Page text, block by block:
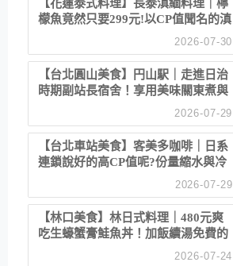
【花蓮泰式料理】長泰滇緬料理｜檸
檬魚竟然只要299元!以CP值聞名的滇
2026-07-30
【台北圓山美食】円山駅｜走進日治
時期副站長宿舍！享用美味關東煮與
2026-07-29
【台北車站美食】客美多咖啡｜日系
連鎖說好的高CP值呢?份量縮水與冷
2026-07-29
【林口美食】林日式料理｜480元爽
吃生蠔蟹膏鮭魚丼！加飯續湯免費的
2026-07-24